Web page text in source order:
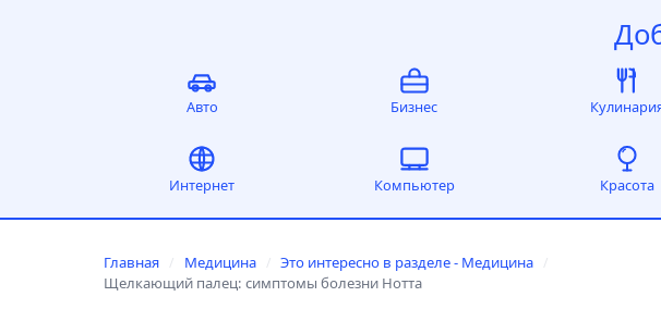
Авто Бизнес
Интернет Компьютер Красота
Главная / Медицина / Это интересно в разделе - Медицина /
Щелкающий палец: симптомы болезни Нотта